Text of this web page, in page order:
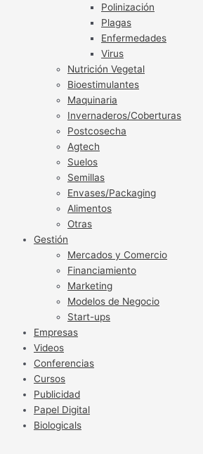
Polinización
Plagas
Enfermedades
Virus
Nutrición Vegetal
Bioestimulantes
Maquinaria
Invernaderos/Coberturas
Postcosecha
Agtech
Suelos
Semillas
Envases/Packaging
Alimentos
Otras
Gestión
Mercados y Comercio
Financiamiento
Marketing
Modelos de Negocio
Start-ups
Empresas
Videos
Conferencias
Cursos
Publicidad
Papel Digital
Biologicals